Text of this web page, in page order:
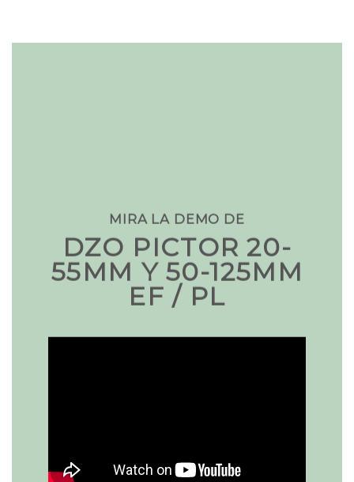
MIRA LA DEMO DE
DZO PICTOR 20-
55MM Y 50-125MM
EF / PL